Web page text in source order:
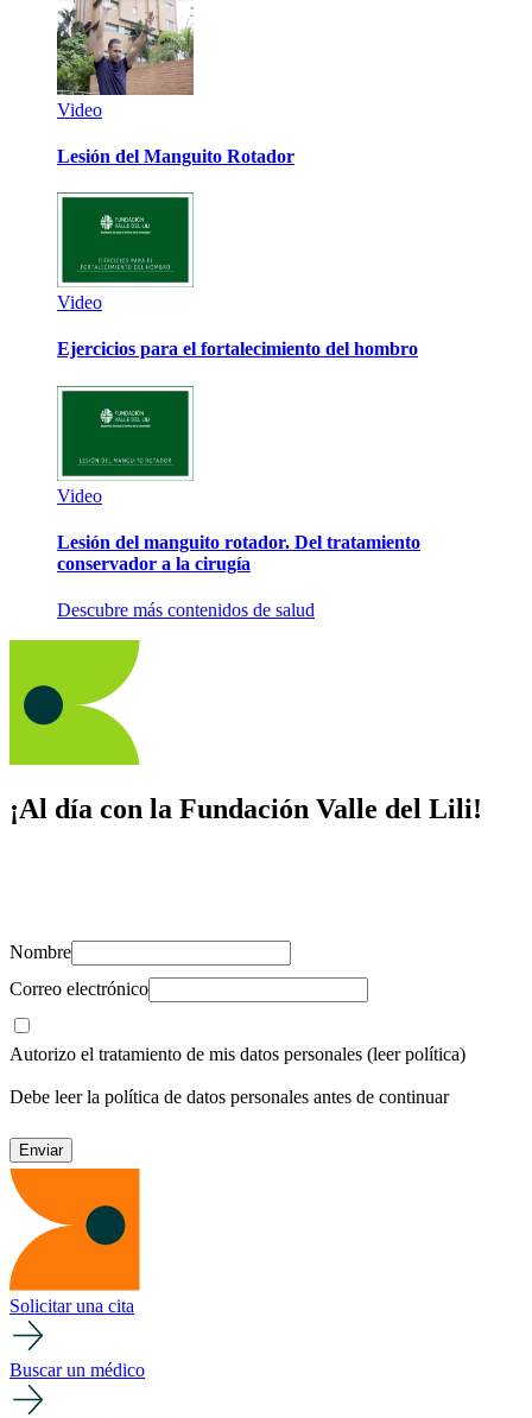
Video
Lesión del Manguito Rotador
Video
Ejercicios para el fortalecimiento del hombro
Video
Lesión del manguito rotador. Del tratamiento
conservador a la cirugía
Descubre más contenidos de salud
¡Al día con la Fundación Valle del Lili!
Nombre
Correo electrónico
Autorizo el tratamiento de mis datos personales (leer política)
Debe leer la política de datos personales antes de continuar
Solicitar una cita
Buscar un médico